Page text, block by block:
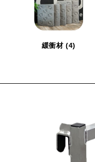
緩衝材(4)